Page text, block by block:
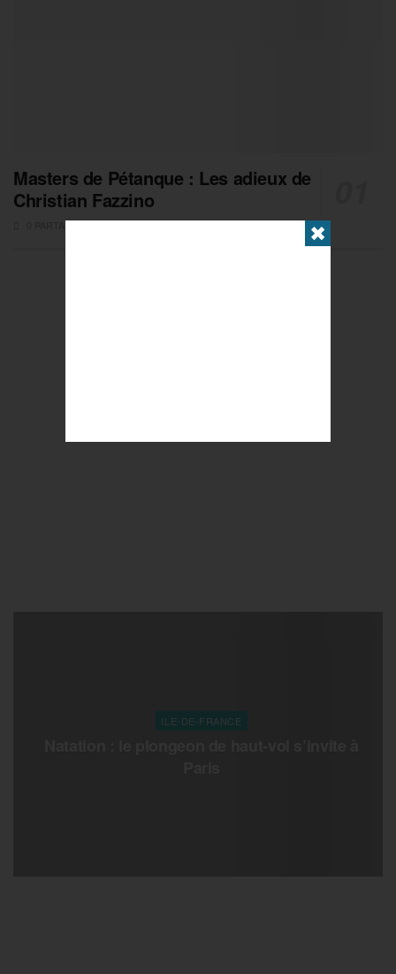
Masters de Pétanque : Les adieux de
Christian Fazzino
0 PARTAGES
ILE-DE-FRANCE
✖